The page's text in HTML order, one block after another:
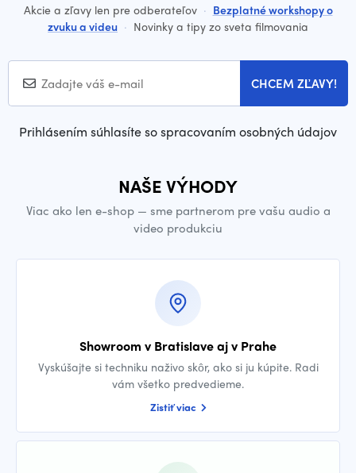
Akcie a zľavy len pre odberateľov · Bezplatné workshopy o
zvuku a videu · Novinky a tipy zo sveta filmovania
CHCEM ZĽAVY!
Prihlásením súhlasíte so spracovaním osobných údajov
NAŠE VÝHODY
Viac ako len e-shop — sme partnerom pre vašu audio a
video produkciu
Showroom v Bratislave aj v Prahe
Vyskúšajte si techniku naživo skôr, ako si ju kúpite. Radi
vám všetko predvedieme.
Zistiť viac